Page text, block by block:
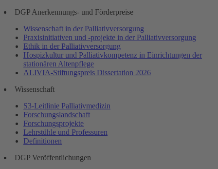
DGP Anerkennungs- und Förderpreise
Wissenschaft in der Palliativversorgung
Praxisinitiativen und -projekte in der Palliativversorgung
Ethik in der Palliativversorgung
Hospizkultur und Palliativkompetenz in Einrichtungen der
stationären Altenpflege
ALIVIA-Stiftungspreis Dissertation 2026
Wissenschaft
S3-Leitlinie Palliativmedizin
Forschungslandschaft
Forschungsprojekte
Lehrstühle und Professuren
Definitionen
DGP Veröffentlichungen